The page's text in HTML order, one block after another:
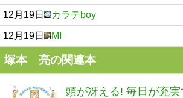
12月19日 カラテboy
12月19日 MI
塚本 亮の関連本
頭が冴える! 毎日が充